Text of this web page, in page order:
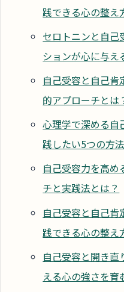
践できる心の整え
セロトニンと自己
ションが心に与え
自己受容と自己肯
的アプローチとは
心理学で深める自
践したい5つの方法
自己受容力を高め
チと実践法とは？
自己受容と自己肯
践できる心の整え
自己受容と開き直
える心の強さを育